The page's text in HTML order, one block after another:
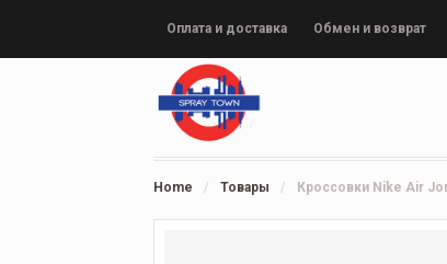
Оплата и доставка Обмен и возврат
Home / Товары / Кроссовки Nike Air